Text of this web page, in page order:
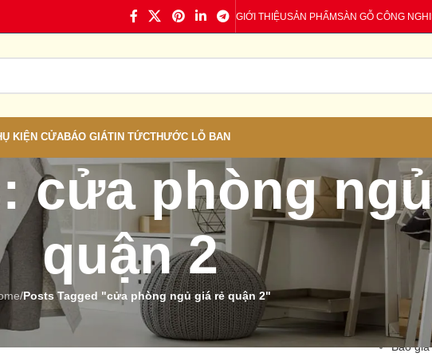
GIỚI THIỆUSẢN PHẨMSÀN GỖ CÔNG
KIỆN CỬABÁO GIÁTIN TỨCTHƯỚC LỖ BAN
cửa phòng
quận 2
/Posts Tagged "cửa phòng ngủ giá rẻ quận 2"
Báo giá